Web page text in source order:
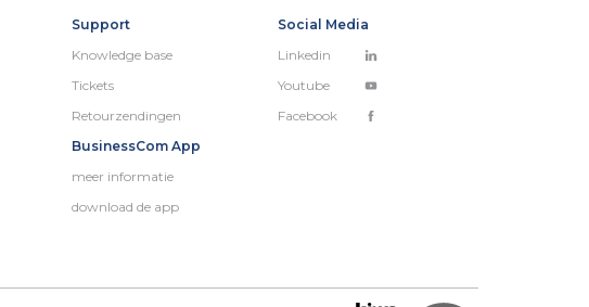
Support
Knowledge base
Tickets
Retourzendingen
BusinessCom App
meer informatie
download de app
Social Media
Linkedin
Youtube
Facebook